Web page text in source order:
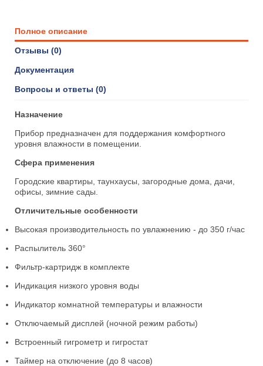
Полное описание
Отзывы (0)
Документация
Вопросы и ответы (0)
Назначение
Прибор предназначен для поддержания комфортного
уровня влажности в помещении.
Сфера применения
Городские квартиры, таунхаусы, загородные дома, дачи,
офисы, зимние сады.
Отличительные особенности
Высокая производительность по увлажнению - до 350 г/час
Распылитель 360°
Фильтр-картридж в комплекте
Индикация низкого уровня воды
Индикатор комнатной температуры и влажности
Отключаемый дисплей (ночной режим работы)
Встроенный гигрометр и гигростат
Таймер на отключение (до 8 часов)